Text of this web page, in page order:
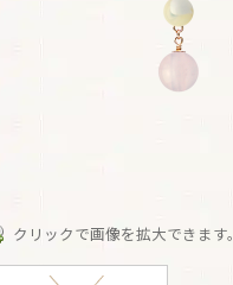
クリックで画像を拡大できます。